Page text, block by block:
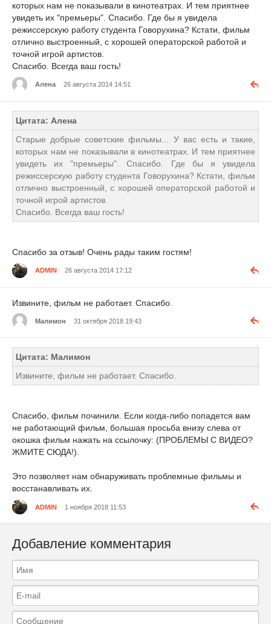
которых нам не показывали в кинотеатрах. И тем приятнее
увидеть их "премьеры". Спасибо. Где бы я увидела
режиссерскую работу студента Говорухина? Кстати, фильм
отлично выстроенный, с хорошей операторской работой и
точной игрой артистов.
Спасибо. Всегда ваш гость!
Алена 26 августа 2014 14:51
Цитата: Алена
Старые добрые советские фильмы... У вас есть и такие,
которых нам не показывали в кинотеатрах. И тем приятнее
увидеть их "премьеры". Спасибо. Где бы я увидела
режиссерскую работу студента Говорухина? Кстати, фильм
отлично выстроенный, с хорошей операторской работой и
точной игрой артистов.
Спасибо. Всегда ваш гость!
Спасибо за отзыв! Очень рады таким гостям!
ADMIN 26 августа 2014 17:12
Извините, фильм не работает. Спасибо.
Малимон 31 октября 2018 19:43
Цитата: Малимон
Извините, фильм не работает. Спасибо.
Спасибо, фильм починили. Если когда-либо попадется вам
не работающий фильм, большая просьба внизу слева от
окошка фильм нажать на ссылочку: (ПРОБЛЕМЫ С ВИДЕО?
ЖМИТЕ СЮДА!).
Это позволяет нам обнаруживать проблемные фильмы и
восстанавливать их.
ADMIN 1 ноября 2018 11:53
Добавление комментария